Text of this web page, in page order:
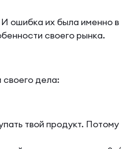
ошибка их была именно в
своего рынка.
дела:
твой продукт. Потому